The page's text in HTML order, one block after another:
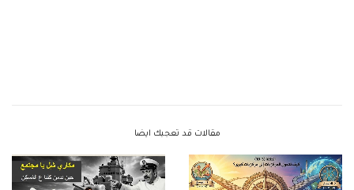
مقالات قد تعجبك ايضا